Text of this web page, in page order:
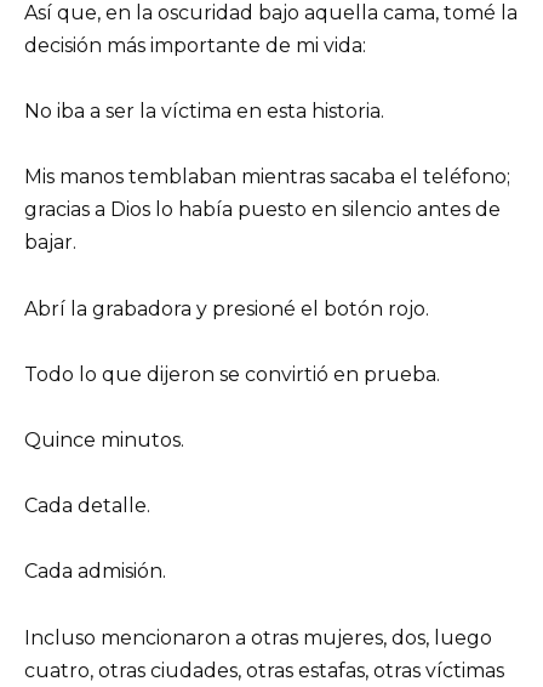
Así que, en la oscuridad bajo aquella cama, tomé la
decisión más importante de mi vida:
No iba a ser la víctima en esta historia.
Mis manos temblaban mientras sacaba el teléfono;
gracias a Dios lo había puesto en silencio antes de
bajar.
Abrí la grabadora y presioné el botón rojo.
Todo lo que dijeron se convirtió en prueba.
Quince minutos.
Cada detalle.
Cada admisión.
Incluso mencionaron a otras mujeres, dos, luego
cuatro, otras ciudades, otras estafas, otras víctimas